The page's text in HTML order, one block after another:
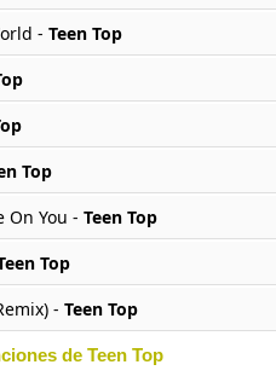
- Teen Top
Top
On You - Teen Top
Top
- Teen Top
Top
de Teen Top